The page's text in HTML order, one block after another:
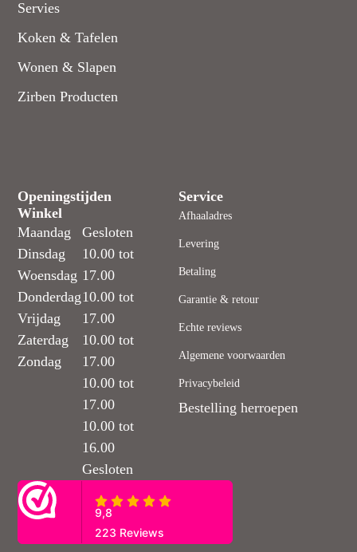
Servies
Koken & Tafelen
Wonen & Slapen
Zirben Producten
Openingstijden
Winkel
Maandag
Dinsdag
Woensdag
Donderdag
Vrijdag
Zaterdag
Zondag
Gesloten
10.00 tot
17.00
10.00 tot
17.00
10.00 tot
17.00
10.00 tot
17.00
10.00 tot
16.00
Gesloten
Service
Afhaaladres
Levering
Betaling
Garantie & retour
Echte reviews
Algemene voorwaarden
Privacybeleid
Bestelling herroepen